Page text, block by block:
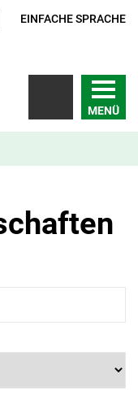
EINFACHE SPRACHE
MENÜ